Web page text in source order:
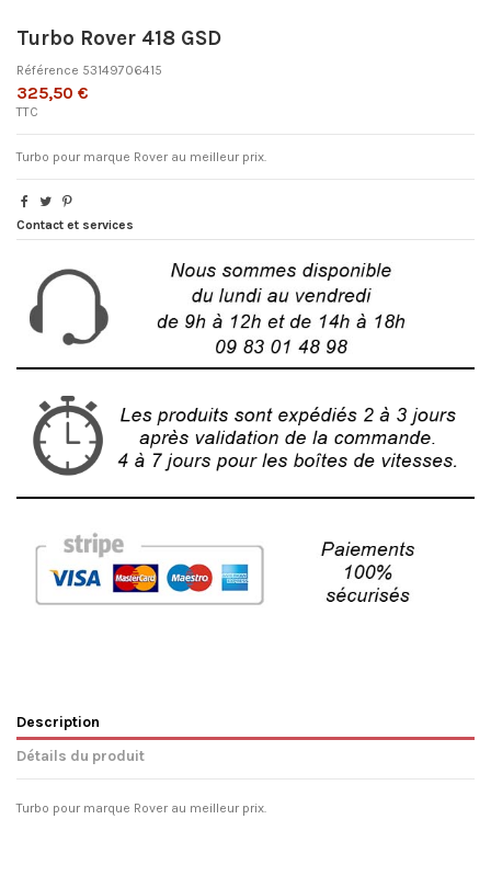
Turbo Rover 418 GSD
Référence 53149706415
325,50 €
TTC
Turbo pour marque Rover au meilleur prix.
Contact et services
Description
Détails du produit
Turbo pour marque Rover au meilleur prix.